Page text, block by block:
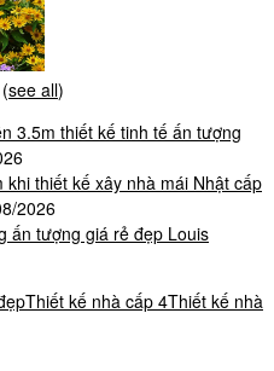
(see all)
3.5m thiết kế tinh tế ấn tượng
thiết kế xây nhà mái Nhật cấp
2026
ấn tượng giá rẻ đẹp Louis
Thiết kế nhà cấp 4Thiết kế nhà